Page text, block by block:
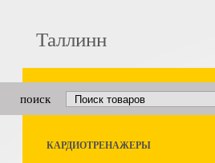
Таллинн
поиск
КАРДИОТРЕНАЖЕРЫ